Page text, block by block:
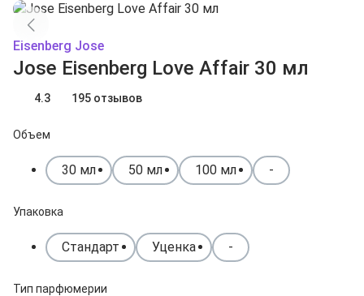
Eisenberg Jose
Jose Eisenberg Love Affair 30 мл
4.3 195 отзывов
Объем
30 мл 50 мл 100 мл -
Упаковка
Стандарт Уценка -
Тип парфюмерии